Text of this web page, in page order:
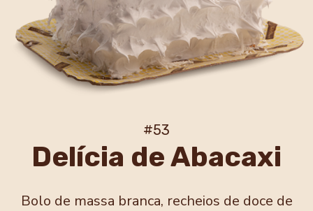
#53
Delícia de Abacaxi
Bolo de massa branca, recheios de doce de